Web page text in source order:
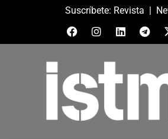
Suscríbete: Revista |